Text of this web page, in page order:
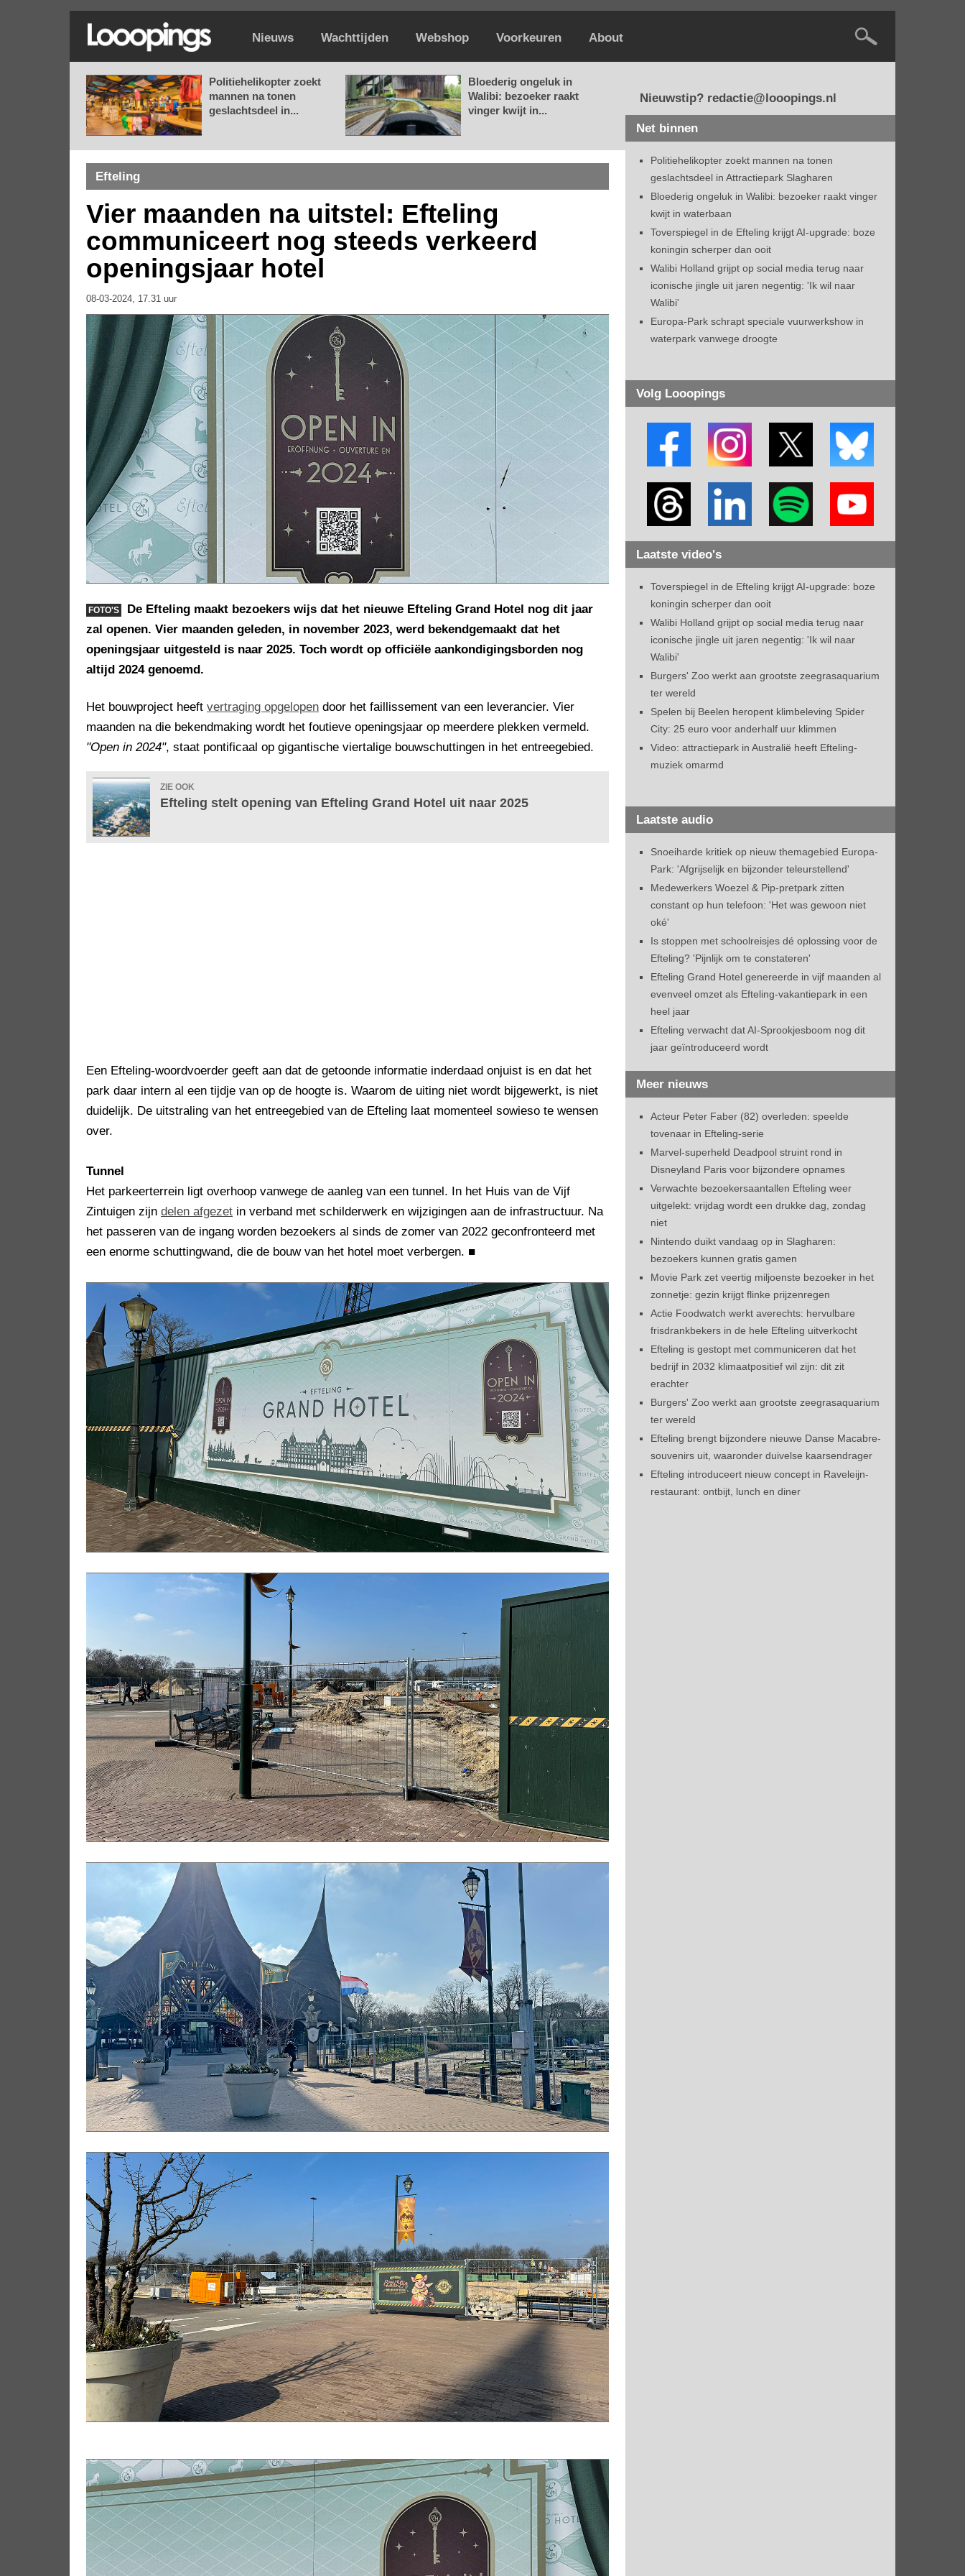
Nieuws Wachttijden Webshop Voorkeuren About
Politiehelikopter zoekt
mannen na tonen
geslachtsdeel in...
Bloederig ongeluk in
Walibi: bezoeker raakt
vinger kwijt in...
Efteling
Vier maanden na uitstel: Efteling
communiceert nog steeds verkeerd
openingsjaar hotel
08-03-2024, 17.31 uur
FOTO'S
De Efteling maakt bezoekers wijs dat het nieuwe Efteling Grand Hotel nog dit jaar
zal openen. Vier maanden geleden, in november 2023, werd bekendgemaakt dat het
openingsjaar uitgesteld is naar 2025. Toch wordt op officiële aankondigingsborden nog
altijd 2024 genoemd.
Het bouwproject heeft vertraging opgelopen door het faillissement van een leverancier. Vier
maanden na die bekendmaking wordt het foutieve openingsjaar op meerdere plekken vermeld.
"Open in 2024", staat pontificaal op gigantische viertalige bouwschuttingen in het entreegebied.
ZIE OOK
Efteling stelt opening van Efteling Grand Hotel uit naar 2025
Een Efteling-woordvoerder geeft aan dat de getoonde informatie inderdaad onjuist is en dat het
park daar intern al een tijdje van op de hoogte is. Waarom de uiting niet wordt bijgewerkt, is niet
duidelijk. De uitstraling van het entreegebied van de Efteling laat momenteel sowieso te wensen
over.
Tunnel
Het parkeerterrein ligt overhoop vanwege de aanleg van een tunnel. In het Huis van de Vijf
Zintuigen zijn delen afgezet in verband met schilderwerk en wijzigingen aan de infrastructuur. Na
het passeren van de ingang worden bezoekers al sinds de zomer van 2022 geconfronteerd met
een enorme schuttingwand, die de bouw van het hotel moet verbergen. ■
Nieuwstip? redactie@looopings.nl
Net binnen
Politiehelikopter zoekt mannen na tonen
geslachtsdeel in Attractiepark Slagharen
Bloederig ongeluk in Walibi: bezoeker raakt vinger
kwijt in waterbaan
Toverspiegel in de Efteling krijgt AI-upgrade: boze
koningin scherper dan ooit
Walibi Holland grijpt op social media terug naar
iconische jingle uit jaren negentig: 'Ik wil naar
Walibi'
Europa-Park schrapt speciale vuurwerkshow in
waterpark vanwege droogte
Volg Looopings
Laatste video's
Toverspiegel in de Efteling krijgt AI-upgrade: boze
koningin scherper dan ooit
Walibi Holland grijpt op social media terug naar
iconische jingle uit jaren negentig: 'Ik wil naar
Walibi'
Burgers' Zoo werkt aan grootste zeegrasaquarium
ter wereld
Spelen bij Beelen heropent klimbeleving Spider
City: 25 euro voor anderhalf uur klimmen
Video: attractiepark in Australië heeft Efteling-
muziek omarmd
Laatste audio
Snoeiharde kritiek op nieuw themagebied Europa-
Park: 'Afgrijselijk en bijzonder teleurstellend'
Medewerkers Woezel & Pip-pretpark zitten
constant op hun telefoon: 'Het was gewoon niet
oké'
Is stoppen met schoolreisjes dé oplossing voor de
Efteling? 'Pijnlijk om te constateren'
Efteling Grand Hotel genereerde in vijf maanden al
evenveel omzet als Efteling-vakantiepark in een
heel jaar
Efteling verwacht dat AI-Sprookjesboom nog dit
jaar geïntroduceerd wordt
Meer nieuws
Acteur Peter Faber (82) overleden: speelde
tovenaar in Efteling-serie
Marvel-superheld Deadpool struint rond in
Disneyland Paris voor bijzondere opnames
Verwachte bezoekersaantallen Efteling weer
uitgelekt: vrijdag wordt een drukke dag, zondag
niet
Nintendo duikt vandaag op in Slagharen:
bezoekers kunnen gratis gamen
Movie Park zet veertig miljoenste bezoeker in het
zonnetje: gezin krijgt flinke prijzenregen
Actie Foodwatch werkt averechts: hervulbare
frisdrankbekers in de hele Efteling uitverkocht
Efteling is gestopt met communiceren dat het
bedrijf in 2032 klimaatpositief wil zijn: dit zit
erachter
Burgers' Zoo werkt aan grootste zeegrasaquarium
ter wereld
Efteling brengt bijzondere nieuwe Danse Macabre-
souvenirs uit, waaronder duivelse kaarsendrager
Efteling introduceert nieuw concept in Raveleijn-
restaurant: ontbijt, lunch en diner